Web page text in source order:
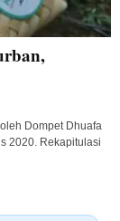
Dompet Dhuafa
2020. Rekapitulasi